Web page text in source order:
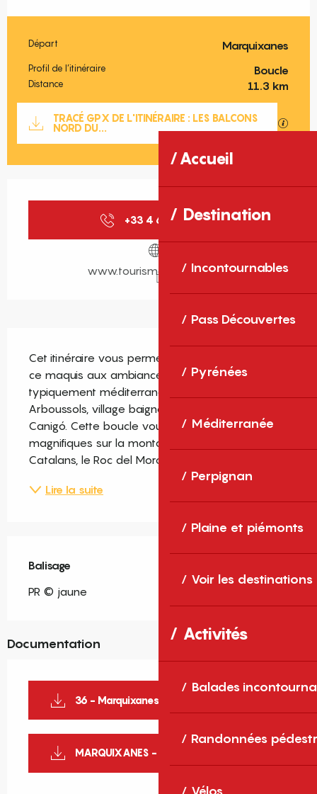
Accueil
Destination
Incontournables
Pass Découvertes
Pyrénées
Méditerranée
Perpignan
Plaine et piémonts
Voir les destinations
Activités
Balades
Randonnées
Vélos
Informations pratiques
Départ Marquixanes
Profil de l’itinéraire Boucle
Distance 11.3 km
Documentation
TRACÉ GPX DE L'ITINÉRAIRE : LES BALCONS
NORD DU...
Ouverture et coordonnées
+33 4 68 05 41▒▒
www.tourisme-canigo.com
Cet itinéraire vous permettra de cheminer dans
ce maquis aux ambiances et odeurs
typiquement méditerranéennes pour rejoindre
Arboussols, village baigné de soleil, lové face au
Canigó. Cette boucle vous offrira des vues
magnifiques sur la montagne sacrée des
Catalans, le Roc del Moro et la plaine...
Lire la suite
Balisage
PR © jaune
Documentation
36 - Marquixanes - Arboussols
MARQUIXANES - Boucle d'Arboussols